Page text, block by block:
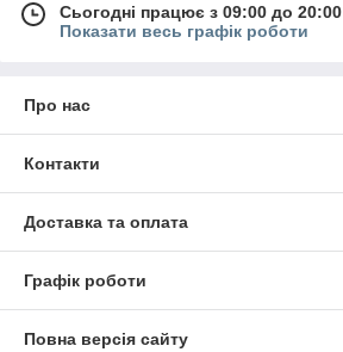
Сьогодні працює з 09:00 до 20:00
Показати весь графік роботи
Про нас
Контакти
Доставка та оплата
Графік роботи
Повна версія сайту